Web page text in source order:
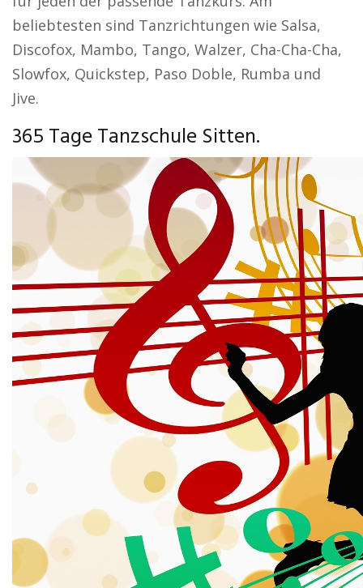
beliebtesten sind Tanzrichtungen wie Salsa,
Discofox, Mambo, Tango, Walzer, Cha-Cha-Cha,
Slowfox, Quickstep, Paso Doble, Rumba und
Jive.
365 Tage Tanzschule Sitten.